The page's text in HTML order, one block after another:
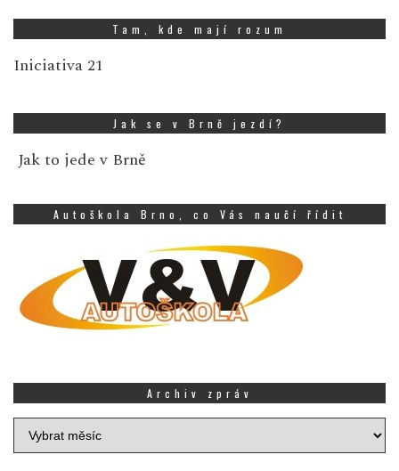
Tam, kde mají rozum
Iniciativa 21
Jak se v Brně jezdí?
Jak to jede v Brně
Autoškola Brno, co Vás naučí řídit
Archiv zpráv
Archiv
zpráv